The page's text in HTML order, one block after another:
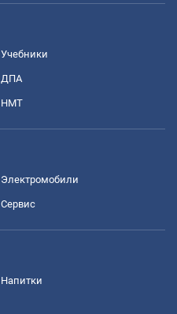
Учебники
ДПА
НМТ
Электромобили
Сервис
Напитки